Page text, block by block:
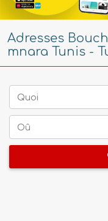
Adresses
mnara Tunis -
Quoi
Oû